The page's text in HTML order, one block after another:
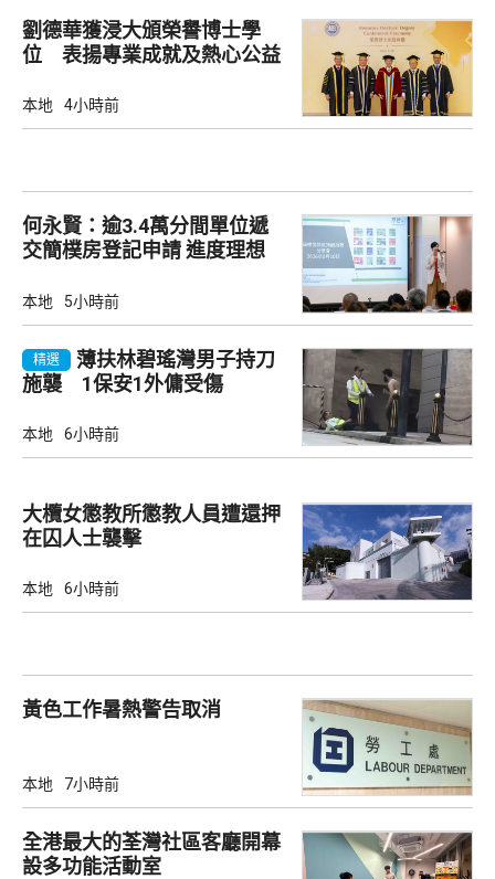
劉德華獲浸大頒榮譽博士學
位 表揚專業成就及熱心公益
本地 4小時前
何永賢：逾3.4萬分間單位遞
交簡樸房登記申請 進度理想
本地 5小時前
精選
薄扶林碧瑤灣男子持刀
施襲 1保安1外傭受傷
本地 6小時前
大欖女懲教所懲教人員遭還押
在囚人士襲擊
本地 6小時前
黃色工作暑熱警告取消
本地 7小時前
全港最大的荃灣社區客廳開幕
設多功能活動室